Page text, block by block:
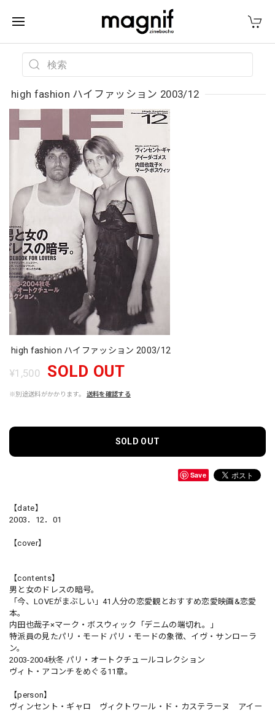
high fashion ハイファッション 2003/12
high fashion ハイファッション 2003/12
¥1,500 SOLD OUT
※別途送料がかかります。 送料を確認する
SOLD OUT
Save
【date】
2003．12．01
【cover】
【contents】
男と女のドレスの暗号。
「今、LOVEがまぶしい」41人分の恋愛観とおすすめ恋愛映画&恋愛
本。
内田也哉子×マーク・ボスウィック「デニムの端切れ。」
特派員の見たパリ・モード パリ・モードの象徴、イヴ・サンローラ
ン。
2003-2004秋冬 パリ・オートクチュールコレクション
ヴィト・アコンチをめぐる11章。
【person】
ヴィンセント・ギャロ ヴィクトワール・ド・カステラーヌ アイー